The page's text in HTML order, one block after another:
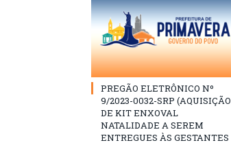
PREGÃO ELETRÔNICO Nº
9/2023-0032-SRP (AQUISIÇÃO
DE KIT ENXOVAL
NATALIDADE A SEREM
ENTREGUES ÀS GESTANTES